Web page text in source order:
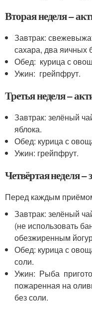
Вторая неделя –
Завтрак:
сахара, два яичных
Обед: курица с
Ужин: грейпфрут.
Третья неделя –
Завтрак: зелёный
яблока.
Обед: курица с
Ужин: грейпфрут.
Четвёртая неделя –
Перед каждым
Завтрак: зелёный
(не использовать
обезжиренным
Обед: курица с
соли.
Ужин: Рыба
пожаренная на
без соли.